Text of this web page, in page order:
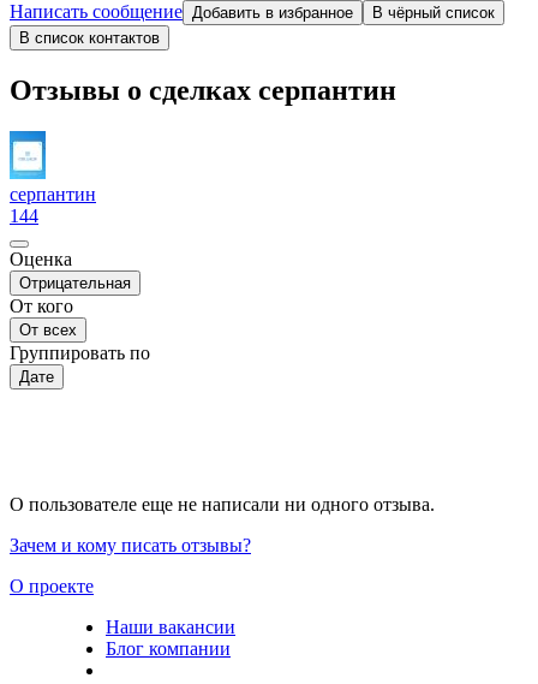
Написать сообщение Добавить в избранное
В чёрный список
В список контактов
Отзывы о сделках серпантин
серпантин
144
Оценка
Отрицательная
От кого
От всех
Группировать по
Дате
О пользователе еще не написали ни одного отзыва.
Зачем и кому писать отзывы?
О проекте
Наши вакансии
Блог компании